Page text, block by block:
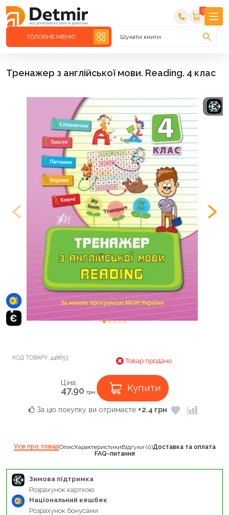
0
ГОЛОВНЕ МЕНЮ Шукати книги
Тренажер з англійської мови. Reading. 4 клас
КОД ТОВАРУ: 448653 Товар продано
Ціна:
47,90 грн. Купити
За цю покупку ви отримаєте +2.4 грн
Усе про товарОписХарактеристикиВідгуки (0)Доставка та оплата
FAQ-питання
Зимова підтримка
Розрахунок карткою
Національний кешбек
Розрахунок бонусами